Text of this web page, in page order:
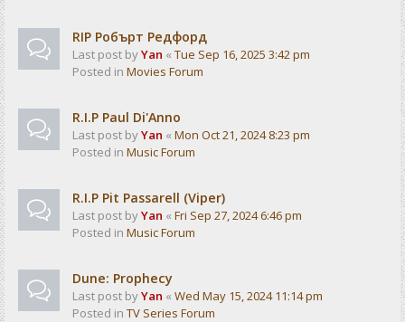
RIP Робърт Редфорд
Last post byYan « Tue Sep 16, 2025 3:42 pm
Posted in Movies Forum
R.I.P Paul Di'Anno
Last post byYan « Mon Oct 21, 2024 8:23 pm
Posted in Music Forum
R.I.P Pit Passarell (Viper)
Last post byYan « Fri Sep 27, 2024 6:46 pm
Posted in Music Forum
Dune: Prophecy
Last post byYan « Wed May 15, 2024 11:14 pm
Posted in TV Series Forum